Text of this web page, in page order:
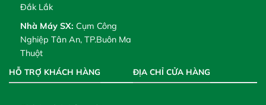
Đắk Lắk
Nhà Máy SX: Cụm Công
Nghiệp Tân An, TP.Buôn Ma
Thuột
HỖ TRỢ KHÁCH HÀNG ĐỊA CHỈ CỬA HÀNG